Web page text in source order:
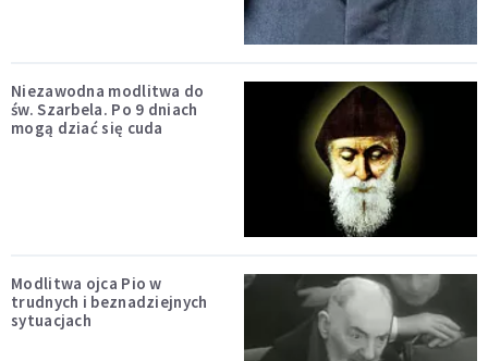
Niezawodna modlitwa do
św. Szarbela. Po 9 dniach
mogą dziać się cuda
Modlitwa ojca Pio w
trudnych i beznadziejnych
sytuacjach